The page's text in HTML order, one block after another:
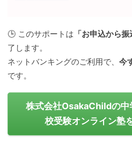
🕒 このサポートは 「お申込から
了します。
ネットバンキングのご利用で、 今
です。
株式会社OsakaChildの中
校受験オンライン塾